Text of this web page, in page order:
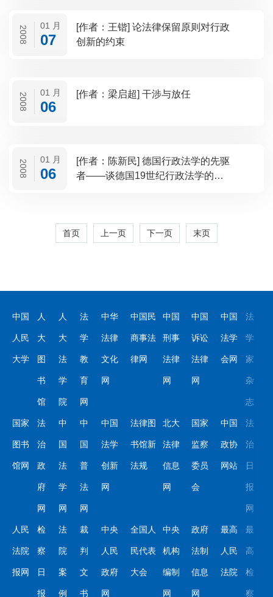
2008 01 月
07
[作者：王锴] 论法律保留原则对行政
创新的约束
2008 01 月
06
[作者：梁启超] 干涉与放任
2008 01 月
06
[作者：陈新民] 德国行政法学的先驱
者——谈德国19世纪行政法学的发
首页 上一页 下一页 末页
中国
人民
大学
人
大
图
书
馆
人
大
法
学
院
法
学
教
育
网
中华
法律
文化
网
中国民
商事法
律网
中国
刑事
法律
网
中国
诉讼
法律
网
中国
法学
会网
法
学
家
杂
志
国家
图书
馆网
法
治
政
府
网
中
国
法
学
网
中
国
普
法
网
中国
法学
创新
网
法律图
书馆新
法规
北大
法律
信息
网
国家
监察
委员
会
中国
政协
网站
法
治
日
报
网
人民
法院
报网
检
察
日
报
法
院
案
例
裁
判
文
书
中央
人民
政府
网
全国人
民代表
大会
中央
机构
编制
网
政府
法制
信息
网
最高
人民
法院
最
高
检
察